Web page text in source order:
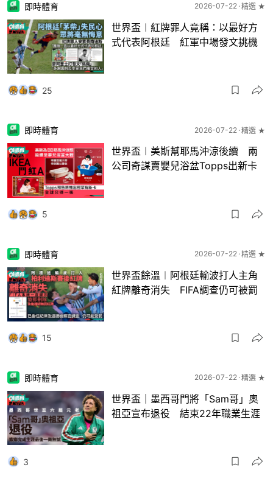
即時體育 2026-07-22 精選 ★
世界盃︱紅牌罪人竟稱：以最好方
式代表阿根廷 紅軍中場發文挑機
25
即時體育 2026-07-22 精選 ★
世界盃︱美斯幫耶馬沖涼後續 兩
公司奇謀賣嬰兒浴盆Topps出新卡
5
即時體育 2026-07-22 精選 ★
世界盃餘溫︱阿根廷輸波打人主角
紅牌離奇消失 FIFA調查仍可被罰
15
即時體育 2026-07-22 精選 ★
世界盃｜墨西哥門將「Sam哥」奧
祖亞宣布退役 結束22年職業生涯
3